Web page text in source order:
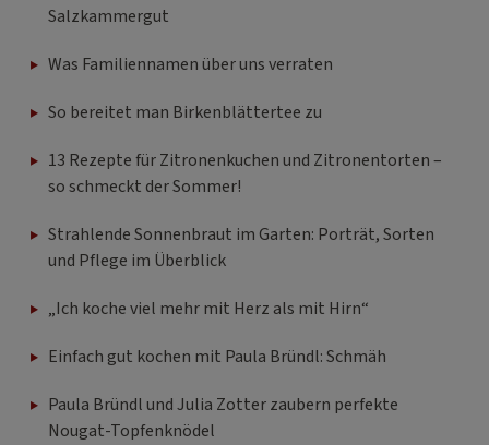
Salzkammergut
Was Familiennamen über uns verraten
So bereitet man Birkenblättertee zu
13 Rezepte für Zitronenkuchen und Zitronentorten –
so schmeckt der Sommer!
Strahlende Sonnenbraut im Garten: Porträt, Sorten
und Pflege im Überblick
„Ich koche viel mehr mit Herz als mit Hirn“
Einfach gut kochen mit Paula Bründl: Schmäh
Paula Bründl und Julia Zotter zaubern perfekte
Nougat-Topfenknödel